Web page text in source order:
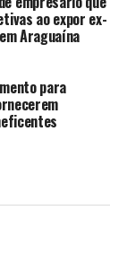
ao expor ex-
Araguaína
para